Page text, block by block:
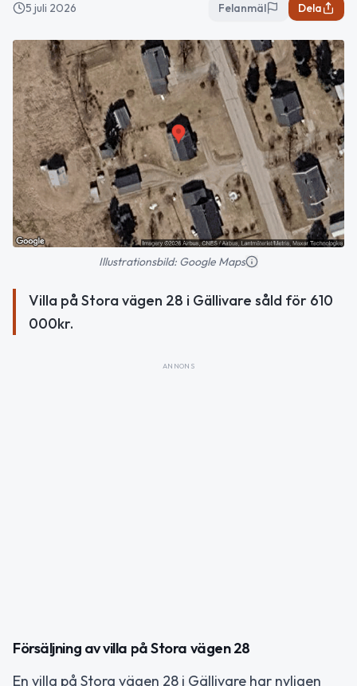
5 juli 2026 Felanmäl Dela
Illustrationsbild: Google Maps
Villa på Stora vägen 28 i Gällivare såld för 610
000kr.
ANNONS
Försäljning av villa på Stora vägen 28
En villa på Stora vägen 28 i Gällivare har nyligen